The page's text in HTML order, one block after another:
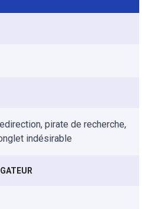
pirate de recherche,
indésirable